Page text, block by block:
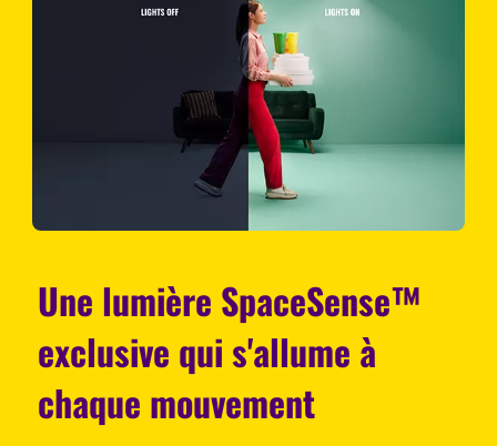
Une lumière SpaceSense™
exclusive qui s'allume à
chaque mouvement